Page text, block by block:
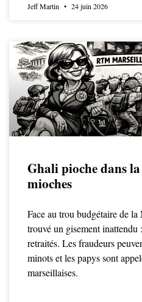
Jeff Martin 24 juin 2026
Ghali pioche dans la
mioches
Face au trou budgétaire de
trouvé un gisement inattendu
retraités. Les fraudeurs
minots et les papys sont
marseillaises.